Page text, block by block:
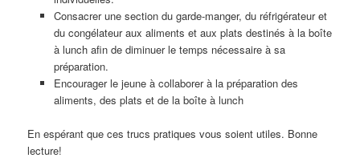
Consacrer une section du garde-manger, du réfrigérateur et
du congélateur aux aliments et aux plats destinés à la boîte
à lunch afin de diminuer le temps nécessaire à sa
préparation.
Encourager le jeune à collaborer à la préparation des
aliments, des plats et de la boîte à lunch
En espérant que ces trucs pratiques vous soient utiles. Bonne
lecture!